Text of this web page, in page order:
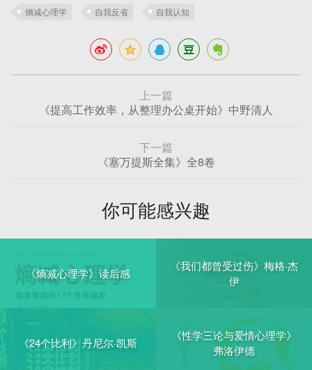
熵减心理学
自我反省 自我认知
上一篇
《提高工作效率，从整理办公桌开始》中野清人
下一篇
《塞万提斯全集》全8卷
你可能感兴趣
《熵减心理学》读后感
《我们都曾受过伤》梅格·杰
伊
《24个比利》丹尼尔·凯斯
《性学三论与爱情心理学》
弗洛伊德